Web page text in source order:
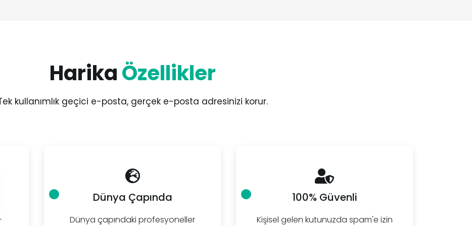
HarikaÖzellikler
kullanımlık geçici e-posta, gerçek e-posta adresinizi korur.
Dünya Çapında
Dünya çapındaki profesyoneller
100% Güvenli
Kişisel gelen kutunuzda spam'e izin